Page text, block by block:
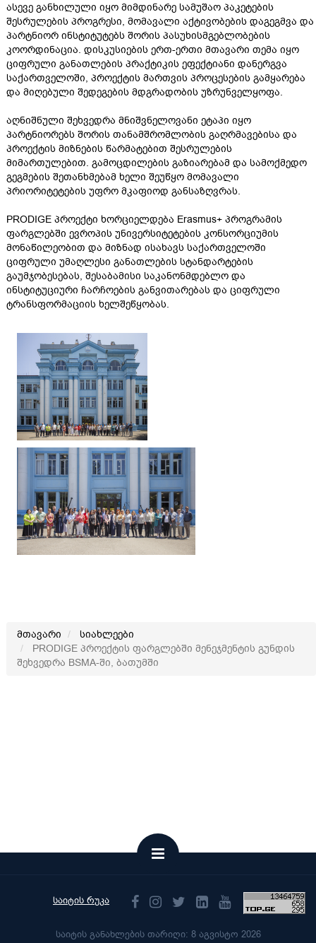
ასევე განხილული იყო მიმდინარე სამუშაო პაკეტების
შესრულების პროგრესი, მომავალი აქტივობების დაგეგმვა და
პარტნიორ ინსტიტუტებს შორის პასუხისმგებლობების
კოორდინაცია. დისკუსიების ერთ-ერთი მთავარი თემა იყო
ციფრული განათლების პრაქტიკის ეფექტიანი დანერგვა
საქართველოში, პროექტის მართვის პროცესების გამყარება
და მიღებული შედეგების მდგრადობის უზრუნველყოფა.
აღნიშნული შეხვედრა მნიშვნელოვანი ეტაპი იყო
პარტნიორებს შორის თანამშრომლობის გაღრმავებისა და
პროექტის მიზნების წარმატებით შესრულების
მიმართულებით. გამოცდილების გაზიარებამ და სამოქმედო
გეგმების შეთანხმებამ ხელი შეუწყო მომავალი
პრიორიტეტების უფრო მკაფიოდ განსაზღვრას.
PRODIGE პროექტი ხორციელდება Erasmus+ პროგრამის
ფარგლებში ევროპის უნივერსიტეტების კონსორციუმის
მონაწილეობით და მიზნად ისახავს საქართველოში
ციფრული უმაღლესი განათლების სტანდარტების
გაუმჯობესებას, შესაბამისი საკანონმდებლო და
ინსტიტუციური ჩარჩოების განვითარებას და ციფრული
ტრანსფორმაციის ხელშეწყობას.
მთავარი
სიახლეები
PRODIGE პროექტის ფარგლებში მენეჯმენტის გუნდის
შეხვედრა BSMA-ში, ბათუმში
საიტის რუკა
საიტის განახლების თარიღი: 8 აგვისტო 2026